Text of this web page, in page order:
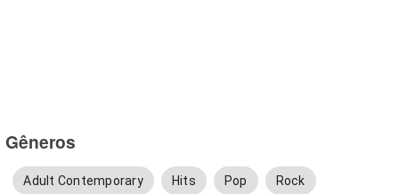
Gêneros
Adult Contemporary Hits Pop Rock